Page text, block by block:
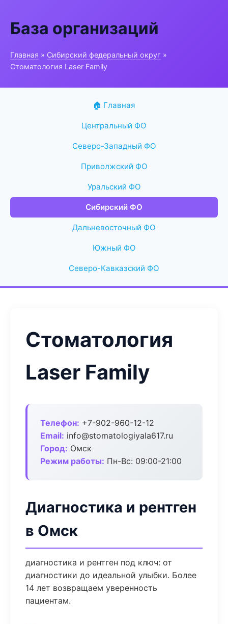
База организаций
Главная » Сибирский федеральный округ »
Стоматология Laser Family
🏠 Главная
Центральный ФО
Северо-Западный ФО
Приволжский ФО
Уральский ФО
Сибирский ФО
Дальневосточный ФО
Южный ФО
Северо-Кавказский ФО
Стоматология
Laser Family
Телефон: +7-902-960-12-12
Email: info@stomatologiyala617.ru
Город: Омск
Режим работы: Пн-Вс: 09:00-21:00
Диагностика и рентген
в Омск
диагностика и рентген под ключ: от
диагностики до идеальной улыбки. Более
14 лет возвращаем уверенность
пациентам.